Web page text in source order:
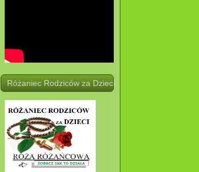
Różaniec Rodziców za Dzieci